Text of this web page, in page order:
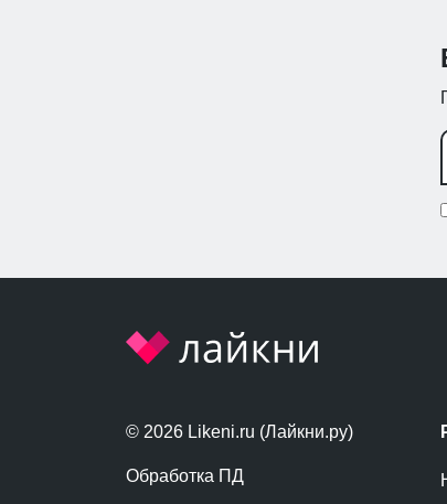
© 2026 Likeni.ru (Лайкни.ру)
Обработка ПД